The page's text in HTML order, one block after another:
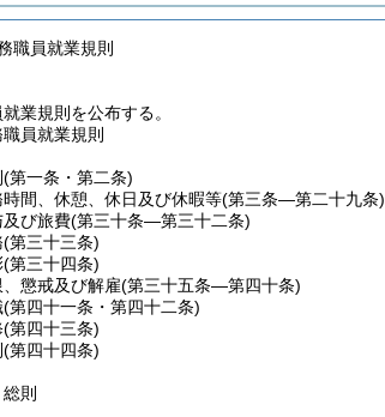
職員就業規則
業規則を公布する。
員就業規則
(第一条・第二条)
時間、休憩、休日及び休暇等(第三条―第二十九条)
及び旅費(第三十条―第三十二条)
(第三十三条)
(第三十四条)
懲戒及び解雇(第三十五条―第四十条)
(第四十一条・第四十二条)
(第四十三条)
(第四十四条)
総則